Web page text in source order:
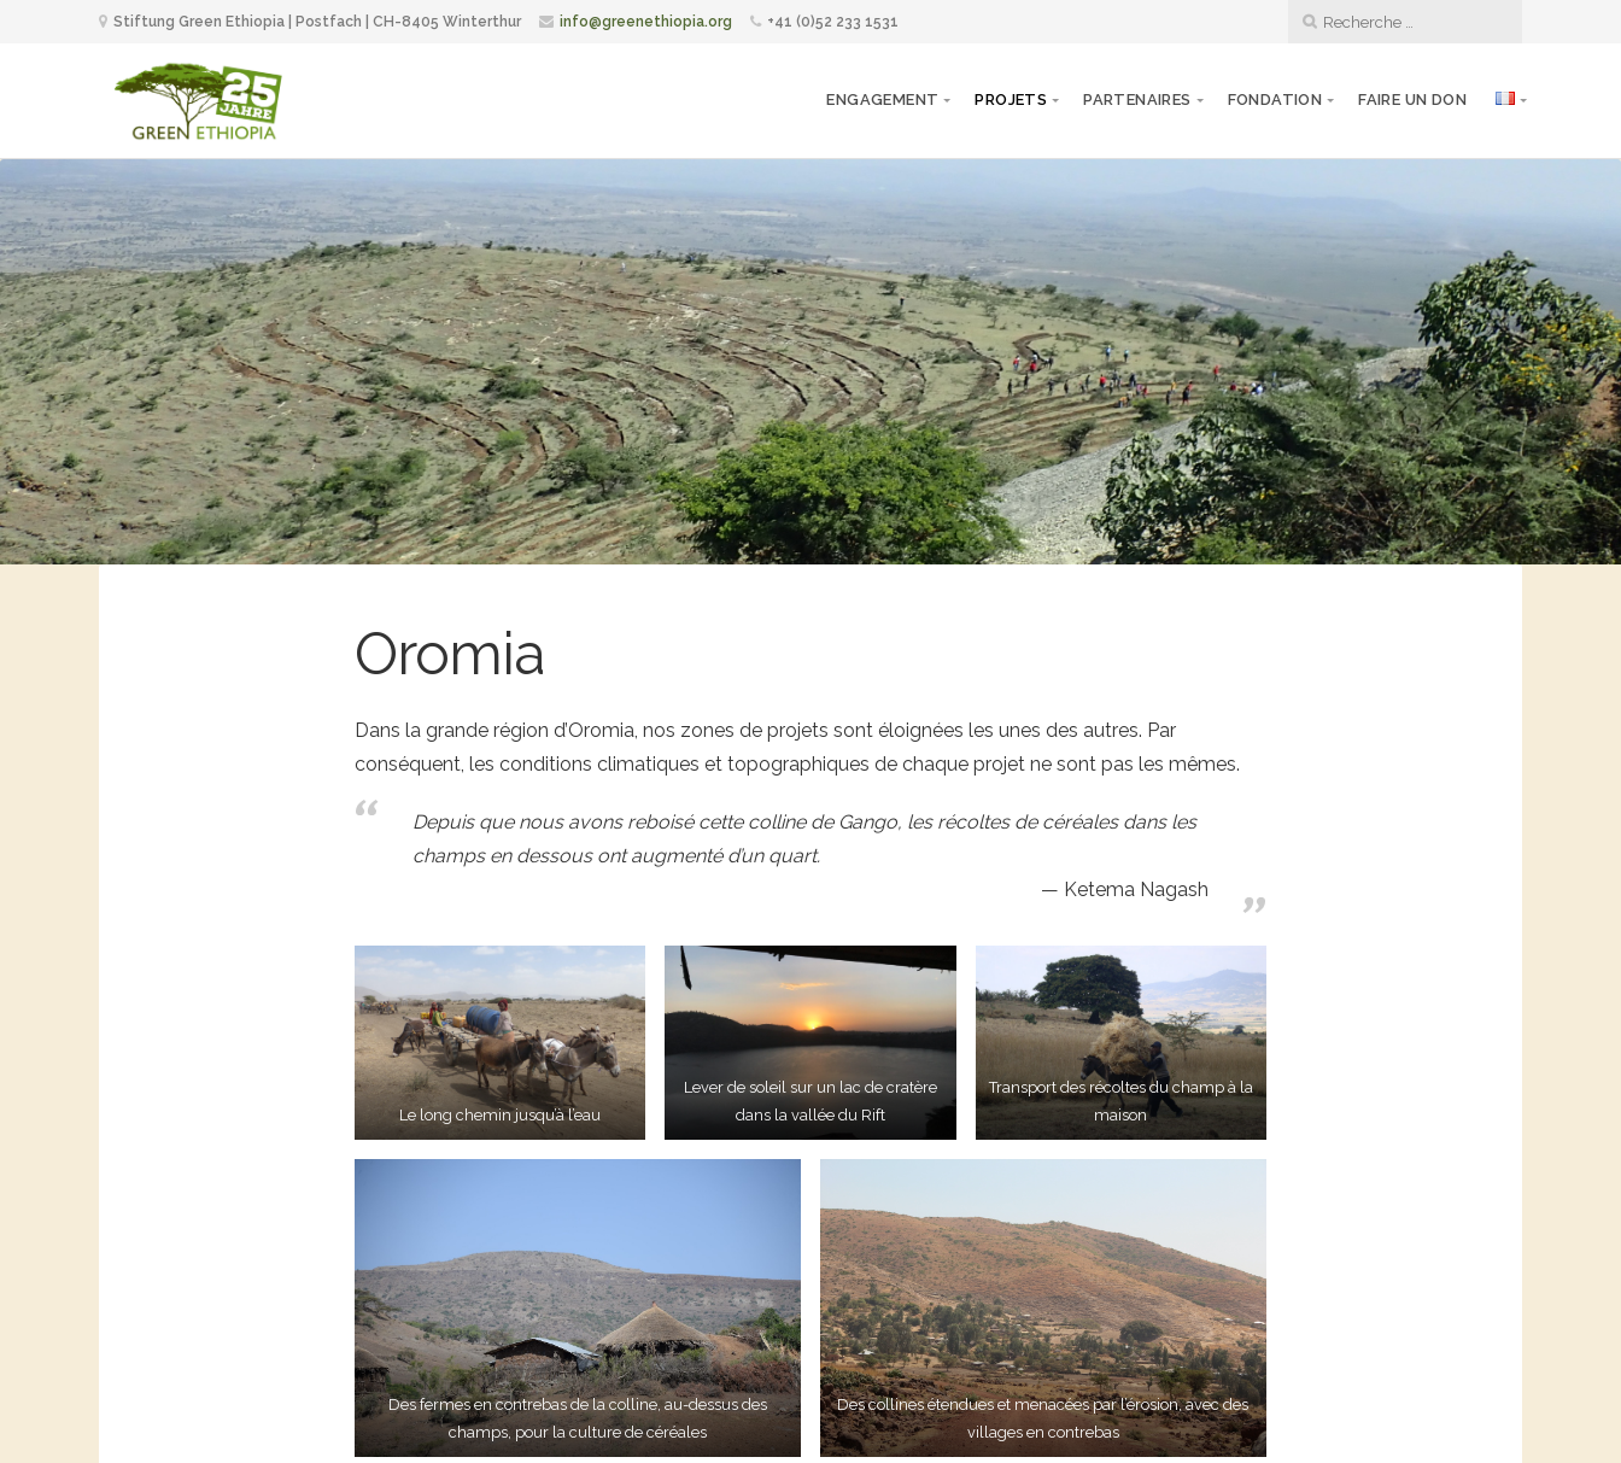
Stiftung Green Ethiopia | Postfach | CH-8405 Winterthur info@greenethiopia.org +41 (0)52 233 1531
ENGAGEMENT PROJETS PARTENAIRES FONDATION FAIRE UN DON
Oromia
Dans la grande région d’Oromia, nos zones de projets sont éloignées les unes des autres. Par
conséquent, les conditions climatiques et topographiques de chaque projet ne sont pas les mêmes.
Depuis que nous avons reboisé cette colline de Gango, les récoltes de céréales dans les
champs en dessous ont augmenté d’un quart.
Ketema Nagash
Le long chemin jusqu’à l’eau
Lever de soleil sur un lac de cratère
dans la vallée du Rift
Transport des récoltes du champ à la
maison
Des fermes en contrebas de la colline, au-dessus des
champs, pour la culture de céréales
Des collines étendues et menacées par l’érosion, avec des
villages en contrebas